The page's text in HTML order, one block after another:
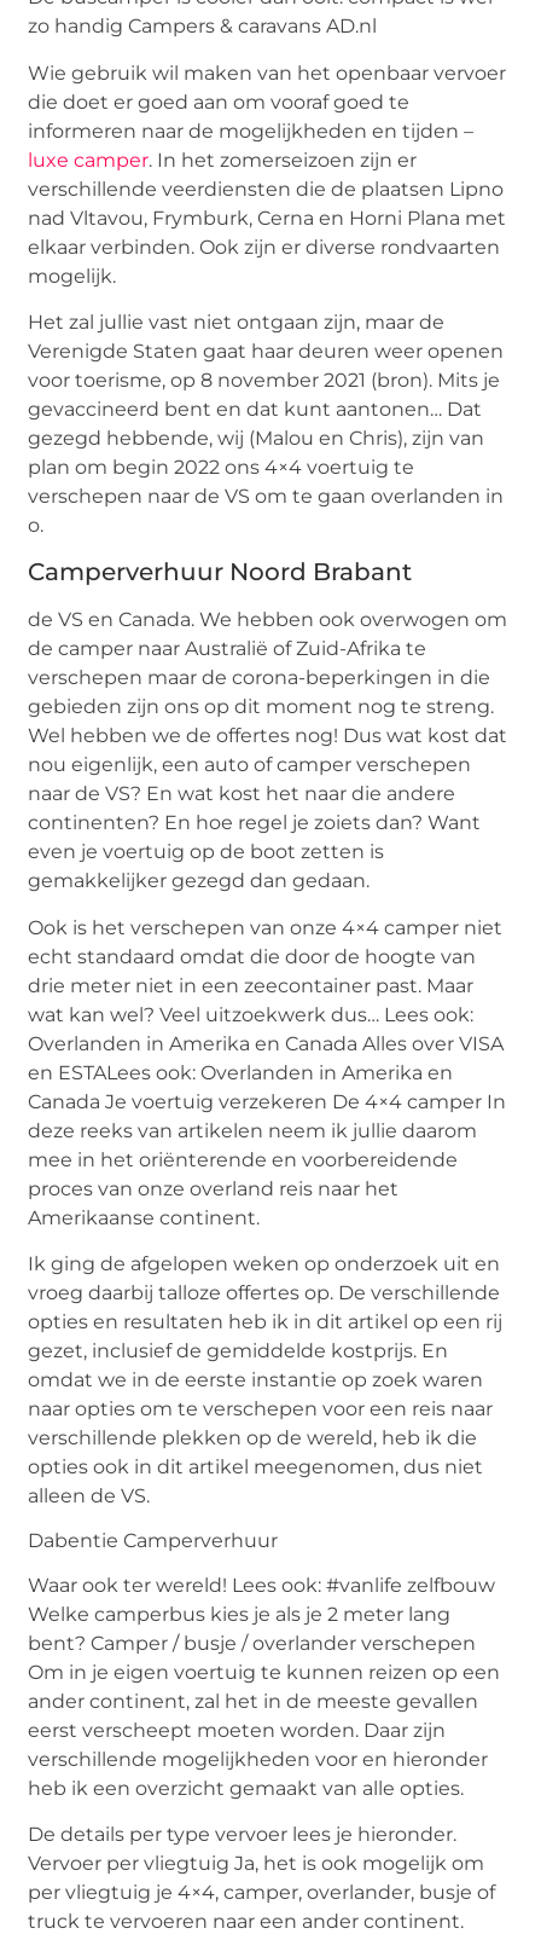
zo handig Campers & caravans AD.nl
Wie gebruik wil maken van het openbaar vervoer
die doet er goed aan om vooraf goed te
informeren naar de mogelijkheden en tijden –
luxe camper. In het zomerseizoen zijn er
verschillende veerdiensten die de plaatsen Lipno
nad Vltavou, Frymburk, Cerna en Horni Plana met
elkaar verbinden. Ook zijn er diverse rondvaarten
mogelijk.
Het zal jullie vast niet ontgaan zijn, maar de
Verenigde Staten gaat haar deuren weer openen
voor toerisme, op 8 november 2021 (bron). Mits je
gevaccineerd bent en dat kunt aantonen… Dat
gezegd hebbende, wij (Malou en Chris), zijn van
plan om begin 2022 ons 4×4 voertuig te
verschepen naar de VS om te gaan overlanden in
o.
Camperverhuur Noord Brabant
de VS en Canada. We hebben ook overwogen om
de camper naar Australië of Zuid-Afrika te
verschepen maar de corona-beperkingen in die
gebieden zijn ons op dit moment nog te streng.
Wel hebben we de offertes nog! Dus wat kost dat
nou eigenlijk, een auto of camper verschepen
naar de VS? En wat kost het naar die andere
continenten? En hoe regel je zoiets dan? Want
even je voertuig op de boot zetten is
gemakkelijker gezegd dan gedaan.
Ook is het verschepen van onze 4×4 camper niet
echt standaard omdat die door de hoogte van
drie meter niet in een zeecontainer past. Maar
wat kan wel? Veel uitzoekwerk dus… Lees ook:
Overlanden in Amerika en Canada Alles over VISA
en ESTALees ook: Overlanden in Amerika en
Canada Je voertuig verzekeren De 4×4 camper In
deze reeks van artikelen neem ik jullie daarom
mee in het oriënterende en voorbereidende
proces van onze overland reis naar het
Amerikaanse continent.
Ik ging de afgelopen weken op onderzoek uit en
vroeg daarbij talloze offertes op. De verschillende
opties en resultaten heb ik in dit artikel op een rij
gezet, inclusief de gemiddelde kostprijs. En
omdat we in de eerste instantie op zoek waren
naar opties om te verschepen voor een reis naar
verschillende plekken op de wereld, heb ik die
opties ook in dit artikel meegenomen, dus niet
alleen de VS.
Dabentie Camperverhuur
Waar ook ter wereld! Lees ook: #vanlife zelfbouw
Welke camperbus kies je als je 2 meter lang
bent? Camper / busje / overlander verschepen
Om in je eigen voertuig te kunnen reizen op een
ander continent, zal het in de meeste gevallen
eerst verscheept moeten worden. Daar zijn
verschillende mogelijkheden voor en hieronder
heb ik een overzicht gemaakt van alle opties.
De details per type vervoer lees je hieronder.
Vervoer per vliegtuig Ja, het is ook mogelijk om
per vliegtuig je 4×4, camper, overlander, busje of
truck te vervoeren naar een ander continent.